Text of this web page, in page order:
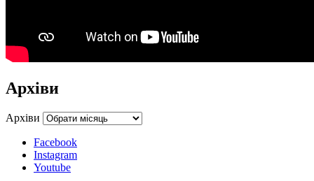
Архіви
Архіви
Facebook
Instagram
Youtube